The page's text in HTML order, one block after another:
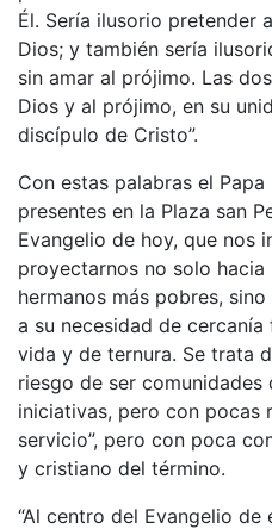
Él. Sería ilusorio pretender
Dios; y también sería
sin amar al prójimo. Las
Dios y al prójimo, en su
discípulo de Cristo”.
Con estas palabras el
presentes en la Plaza san
Evangelio de hoy, que nos
proyectarnos no solo
hermanos más pobres,
a su necesidad de
vida y de ternura. Se trata
riesgo de ser comunidades
iniciativas, pero con pocas
servicio”, pero con poca
y cristiano del término.
“Al centro del Evangelio